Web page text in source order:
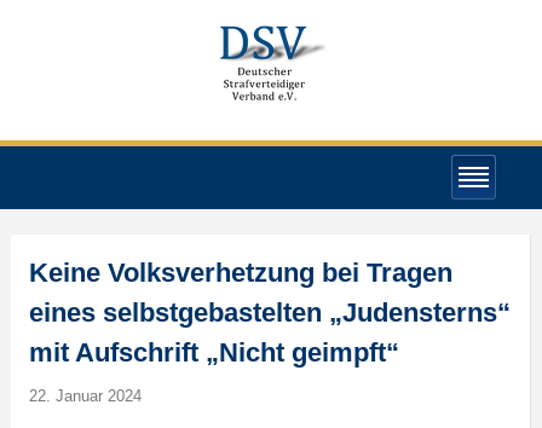
Keine Volksverhetzung bei Tragen
eines selbstgebastelten „Judensterns“
mit Aufschrift „Nicht geimpft“
22. Januar 2024